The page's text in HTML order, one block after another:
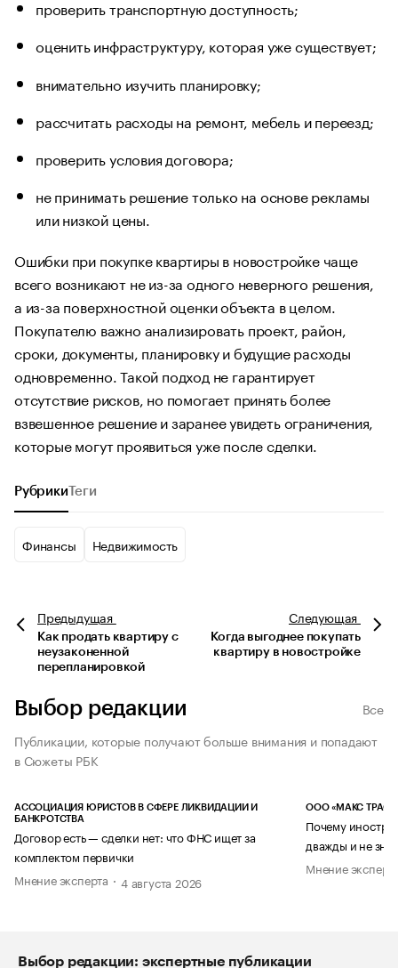
проверить транспортную доступность;
оценить инфраструктуру, которая уже существует;
внимательно изучить планировку;
рассчитать расходы на ремонт, мебель и переезд;
проверить условия договора;
не принимать решение только на основе рекламы
или низкой цены.
Ошибки при покупке квартиры в новостройке чаще
всего возникают не из-за одного неверного решения,
а из-за поверхностной оценки объекта в целом.
Покупателю важно анализировать проект, район,
сроки, документы, планировку и будущие расходы
одновременно. Такой подход не гарантирует
отсутствие рисков, но помогает принять более
взвешенное решение и заранее увидеть ограничения,
которые могут проявиться уже после сделки.
Рубрики Теги
Финансы Недвижимость
Предыдущая
Как продать квартиру с
неузаконенной
перепланировкой
Следующая
Когда выгоднее покупать
квартиру в новостройке
Выбор редакции
Все
Публикации, которые получают больше внимания и попадают
в Сюжеты РБК
АССОЦИАЦИЯ ЮРИСТОВ В СФЕРЕ ЛИКВИДАЦИИ И
БАНКРОТСТВА
Договор есть — сделки нет: что ФНС ищет за
комплектом первички
Мнение эксперта
4 августа 2026
ООО «МАКС ТРАСТ»
Почему
дважды и не
Мнение
Выбор редакции: экспертные публикации